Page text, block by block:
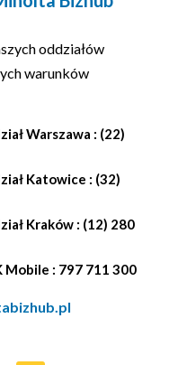
oddziałów
warunków
Warszawa : (22)
Katowice : (32)
Kraków : (12) 280
Mobile : 797 711 300